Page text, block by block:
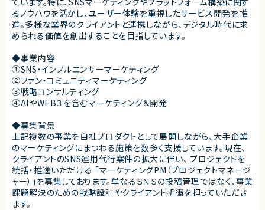
るノウハウを活かし、ユーザー体験を重視したサービス開発を推
進。多様な業界のクライアントと連携しながら、デジタル時代に求
められる価値を創出することを目指しています。
◆事業内容
①SNS・インフルエンサーマーケティング
②ファン・コミュニティマーケティング
③戦略コンサルティング
④AIやWEB３を含むマーケティング＆開発
◆募集背景
上記複数の事業を自社プロダクトとして展開しながら、大手企業
のマーケティングにまつわる施策を数多く支援しています。現在、
クライアントのSNS運用代行案件の拡大に伴い、 プロジェクトを
統括・推進いただける 「マーケティングPM（プロジェクトマネージ
ャー）」を募集しております。単なるＳＮＳの投稿管理ではなく、事業
課題解決のための戦略設計やクライアント折衝を担っていただき
ます。